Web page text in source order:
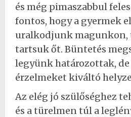
és még pimaszabbul
fontos, hogy a gyermek
uralkodjunk
tartsuk őt. Büntetés
legyünk határozottak,
érzelmeket kiváltó
Az elég jó szülőséghez
és a türelmen túl a